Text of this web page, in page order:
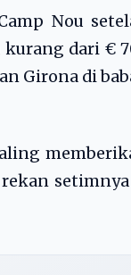
Nou
dari €
Girona di